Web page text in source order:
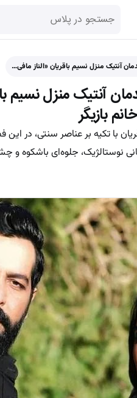
آنتیک منزل نسیم باقریان «الناز مافی…
آنتیک منزل نسیم
بازیگر
با تکیه بر عناصر سنتی، در این
نوستالژیک، جلوه‌ای باشکوه و